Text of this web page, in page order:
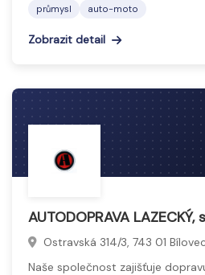
průmysl
auto-moto
Zobrazit detail
AUTODOPRAVA LAZECKÝ,
Ostravská 314/3, 743 01 Bílovec
Naše společnost zajišťuje